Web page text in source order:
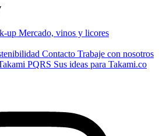
up Mercado, vinos y licores
Contacto Trabaje con nosotros
PQRS Sus ideas para Takami.co